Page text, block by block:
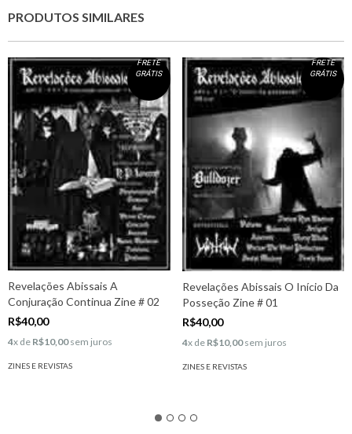
PRODUTOS SIMILARES
FRETE
GRÁTIS
Revelações Abissais A
Conjuração Continua Zine # 02
R$40,00
4x de R$10,00sem juros
ZINES E REVISTAS
FRETE
GRÁTIS
Revelações Abissais O Início Da
Posseção Zine # 01
R$40,00
4x de R$10,00sem juros
ZINES E REVISTAS